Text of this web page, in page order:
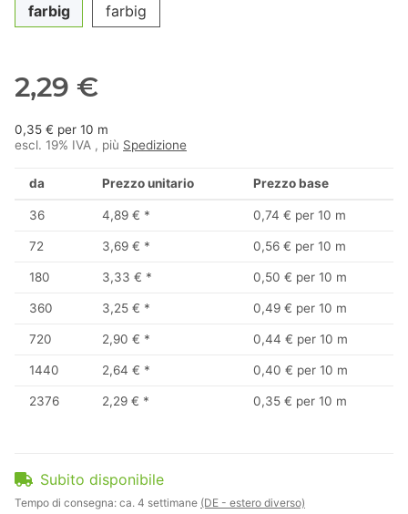
farbig
farbig
2,29 €
0,35 € per 10 m
escl. 19% IVA , più Spedizione
da Prezzo unitario Prezzo base
36 4,89 € * 0,74 € per 10 m
72 3,69 € * 0,56 € per 10 m
180 3,33 € * 0,50 € per 10 m
360 3,25 € * 0,49 € per 10 m
720 2,90 € * 0,44 € per 10 m
1440 2,64 € * 0,40 € per 10 m
2376 2,29 € * 0,35 € per 10 m
Subito disponibile
Tempo di consegna: ca. 4 settimane (DE - estero diverso)